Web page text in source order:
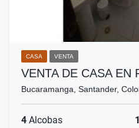
CASA VENTA
VENTA DE CASA EN
Bucaramanga, Santander,
4 Alcobas 1